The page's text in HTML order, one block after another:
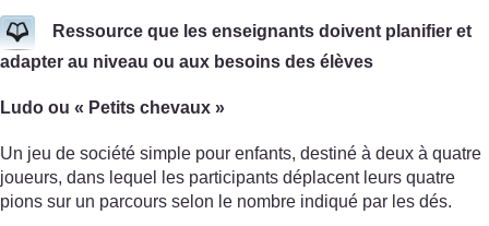
Ressource que les enseignants doivent planifier et
adapter au niveau ou aux besoins des élèves
Ludo ou « Petits chevaux »
Un jeu de société simple pour enfants, destiné à deux à quatre
joueurs, dans lequel les participants déplacent leurs quatre
pions sur un parcours selon le nombre indiqué par les dés.